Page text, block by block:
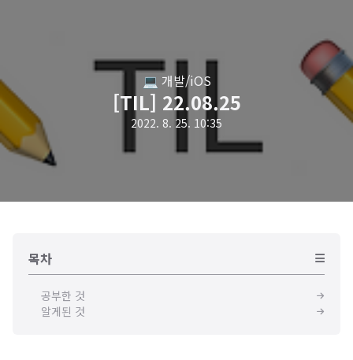
💻 개발/iOS
[TIL] 22.08.25
2022. 8. 25. 10:35
목차
공부한 것
알게된 것